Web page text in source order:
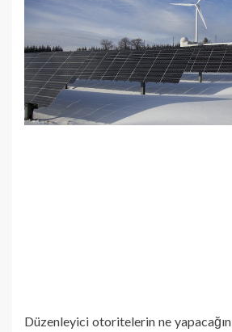
Düzenleyici otoritelerin ne